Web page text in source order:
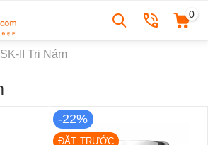
0
SK-II Trị Nám
-22%
ĐẶT TRƯỚC